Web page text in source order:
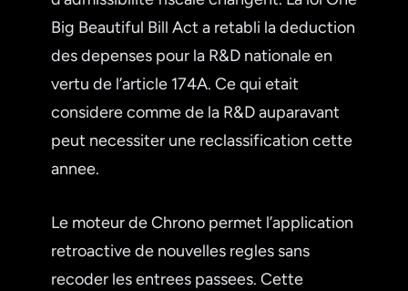
Big Beautiful Bill Act a retabli la deduction
des depenses pour la R&D nationale en
vertu de l’article 174A. Ce qui etait
considere comme de la R&D auparavant
peut necessiter une reclassification cette
annee.
Le moteur de Chrono permet l’application
retroactive de nouvelles regles sans
recoder les entrees passees. Cette